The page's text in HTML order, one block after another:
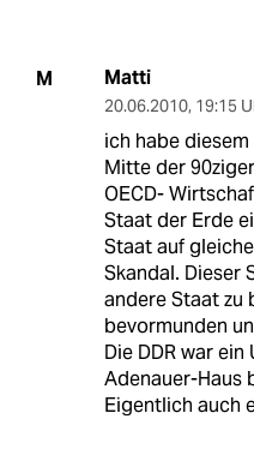
M Matti
20.06.2010, 19:15
ich habe
Mitte der
OECD-
Staat der Erde
Staat auf
Skandal. Dieser
andere Staat zu
bevormunden
Die DDR war
Adenauer-Haus
Eigentlich auch